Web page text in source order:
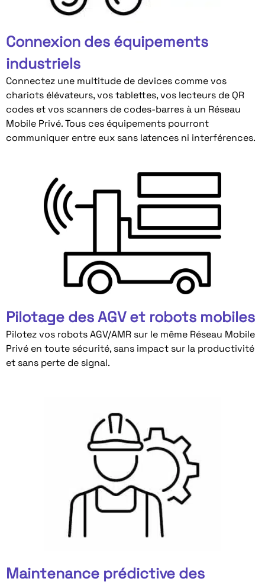
Connexion des équipements
industriels
Connectez une multitude de devices comme vos
chariots élévateurs, vos tablettes, vos lecteurs de QR
codes et vos scanners de codes-barres à un Réseau
Mobile Privé. Tous ces équipements pourront
communiquer entre eux sans latences ni interférences.
Pilotage des AGV et robots mobiles
Pilotez vos robots AGV/AMR sur le même Réseau Mobile
Privé en toute sécurité, sans impact sur la productivité
et sans perte de signal.
Maintenance prédictive des